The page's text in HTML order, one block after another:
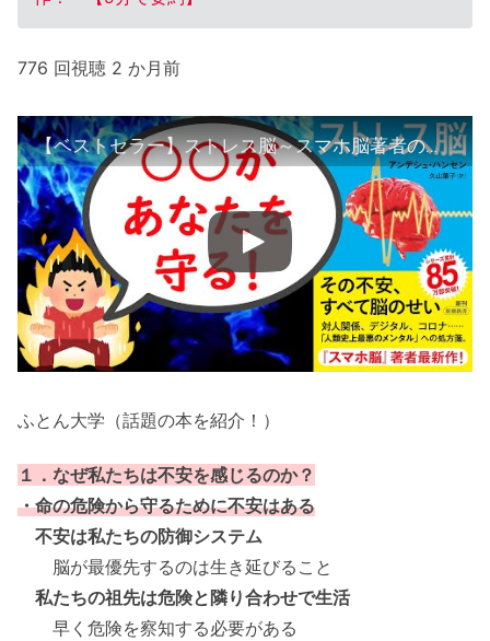
776 回視聴 2 か月前
【ベストセラー】ストレス脳～スマホ脳著者の最新作！～【9分で要約】
ふとん大学（話題の本を紹介！）
１．なぜ私たちは不安を感じるのか？
・命の危険から守るために不安はある
不安は私たちの防御システム
脳が最優先するのは生き延びること
私たちの祖先は危険と隣り合わせで生活
早く危険を察知する必要がある